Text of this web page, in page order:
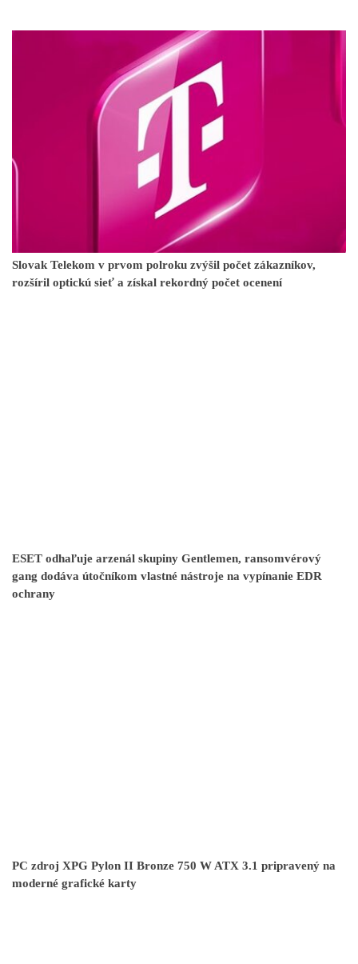
Slovak Telekom v prvom polroku zvýšil počet zákazníkov,
rozšíril optickú sieť a získal rekordný počet ocenení
ESET odhaľuje arzenál skupiny Gentlemen, ransomvérový
gang dodáva útočníkom vlastné nástroje na vypínanie EDR
ochrany
PC zdroj XPG Pylon II Bronze 750 W ATX 3.1 pripravený na
moderné grafické karty